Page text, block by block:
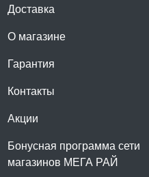
Доставка
О магазине
Гарантия
Контакты
Акции
Бонусная программа сети
магазинов МЕГА РАЙ